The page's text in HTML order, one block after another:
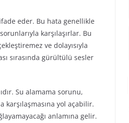
eder. Bu hata genellikle
karşılaşırlar. Bu
ve dolayısıyla
sırasında gürültülü sesler
Su alamama sorunu,
yol açabilir.
anlamına gelir.